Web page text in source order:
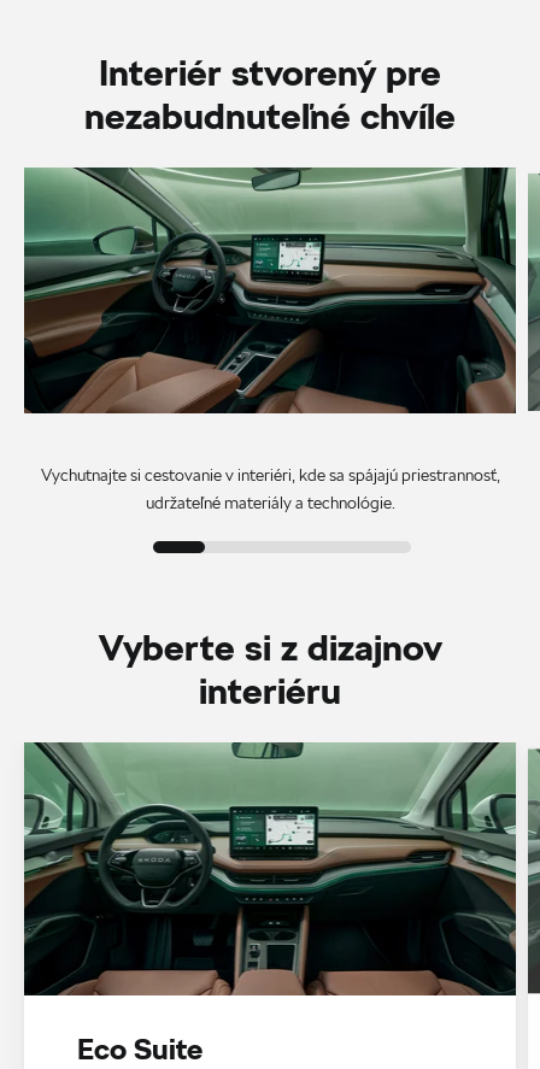
Interiér stvorený pre
nezabudnuteľné chvíle
Vychutnajte si cestovanie v interiéri, kde sa spájajú priestrannosť,
udržateľné materiály a technológie.
Vyberte si z dizajnov
interiéru
Eco Suite